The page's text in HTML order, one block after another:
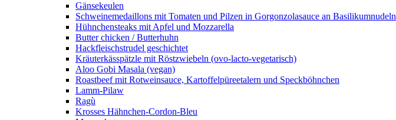
Gänsekeulen
Schweinemedaillons mit Tomaten und Pilzen in Gorgonzolasauce an Basilikumnudeln
Hühnchensteaks mit Apfel und Mozzarella
Butter chicken / Butterhuhn
Hackfleischstrudel geschichtet
Kräuterkässpätzle mit Röstzwiebeln (ovo-lacto-vegetarisch)
Aloo Gobi Masala (vegan)
Roastbeef mit Rotweinsauce, Kartoffelpüreetalern und Speckböhnchen
Lamm-Pilaw
Ragù
Krosses Hähnchen-Cordon-Bleu